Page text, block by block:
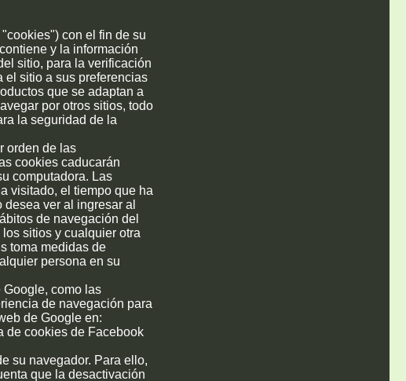
con el fin de su
y la información
sitio, para la verificación
el sitio a sus preferencias
que se adaptan a
por otros sitios, todo
la seguridad de la
orden de las
cookies caducarán
computadora. Las
visitado, el tiempo que ha
ver al ingresar al
de navegación del
sitios y cualquier otra
toma medidas de
persona en su
como las
de navegación para
de Google en:
cookies de Facebook
su navegador. Para ello,
que la desactivación